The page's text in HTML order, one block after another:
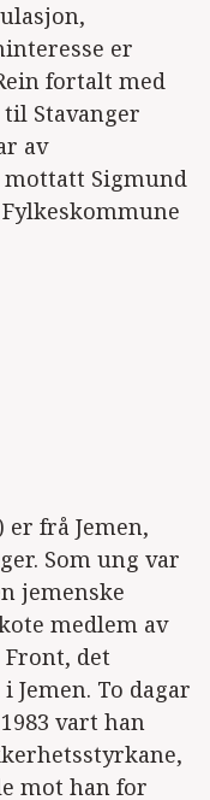
er
fortalt med
Stavanger
av
Sigmund
er frå Jemen,
Som ung var
jemenske
medlem av
Front, det
To dagar
vart han
mot han for